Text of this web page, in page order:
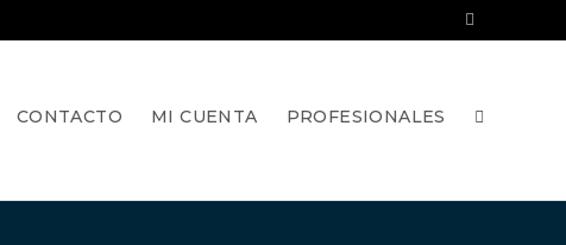
CONTACTO MI CUENTA PROFESIONALES